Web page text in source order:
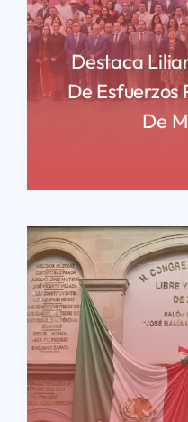
Destaca
De Esfuerzos
De